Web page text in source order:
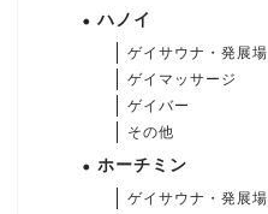
ハノイ
ゲイサウナ・発展場
ゲイマッサージ
ゲイバー
その他
ホーチミン
ゲイサウナ・発展場